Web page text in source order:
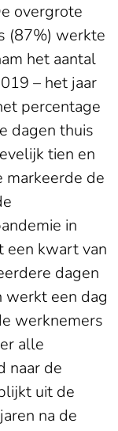
overgrote
(87%) werkte
het aantal
– het jaar
percentage
dagen thuis
tien en
markeerde de
in
een kwart van
dagen
werkt een dag
werknemers
alle
naar de
uit de
na de